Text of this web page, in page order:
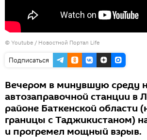
© Youtube / Новостной Портал Life
Подписаться
Вечером в минувшую среду
автозаправочной станции в
районе Баткенской области
границы с Таджикистаном)
и прогремел мощный взрыв.